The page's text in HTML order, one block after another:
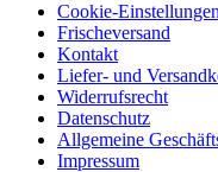
Cookie-Einstellungen
Frischeversand
Kontakt
Liefer- und
Widerrufsrecht
Datenschutz
Allgemeine
Impressum